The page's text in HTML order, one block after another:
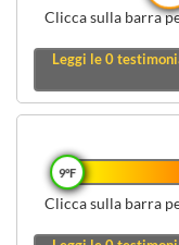
Clicca sulla barra
Leggi le0
9°F
Clicca sulla barra